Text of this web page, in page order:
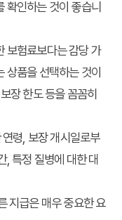
확인하는 것이 좋습니
보험료보다는 감당 가
상품을 선택하는 것이
장 한도 등을 꼼꼼히
령, 보장 개시일로부
, 특정 질병에 대한 대
지급은 매우 중요한 요